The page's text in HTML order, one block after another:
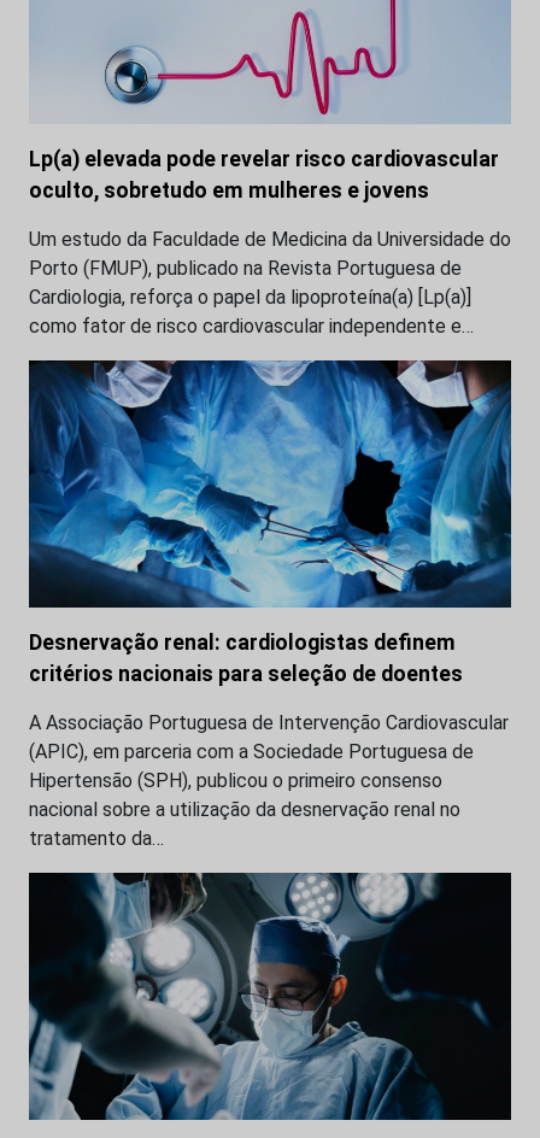
Lp(a) elevada pode revelar risco cardiovascular
oculto, sobretudo em mulheres e jovens
Um estudo da Faculdade de Medicina da Universidade do
Porto (FMUP), publicado na Revista Portuguesa de
Cardiologia, reforça o papel da lipoproteína(a) [Lp(a)]
como fator de risco cardiovascular independente e…
Desnervação renal: cardiologistas definem
critérios nacionais para seleção de doentes
A Associação Portuguesa de Intervenção Cardiovascular
(APIC), em parceria com a Sociedade Portuguesa de
Hipertensão (SPH), publicou o primeiro consenso
nacional sobre a utilização da desnervação renal no
tratamento da…